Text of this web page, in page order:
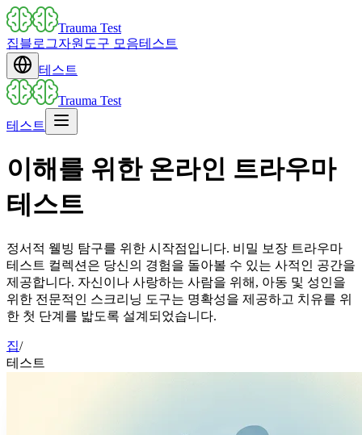
Trauma Test
집블로그자원 도구 모음테스트
테스트
Trauma Test
테스트
이해를 위한 온라인 트라우마
테스트
정서적 웰빙 탐구를 위한 시작점입니다. 비밀 보장 트라우마
테스트 컬렉션은 당신의 경험을 돌아볼 수 있는 사적인 공간을
제공합니다. 자신이나 사랑하는 사람을 위해, 아동 및 성인을
위한 전문적인 스크리닝 도구는 명확성을 제공하고 치유를 위
한 첫 단계를 밟도록 설계되었습니다.
집/
테스트